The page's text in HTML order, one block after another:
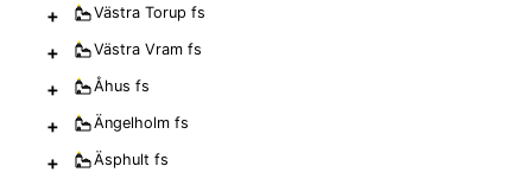
+ Västra Torup fs
+ Västra Vram fs
+ Åhus fs
+ Ängelholm fs
+ Äsphult fs